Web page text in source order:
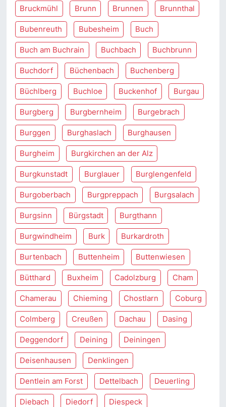
Bruckmühl Brunn Brunnen Brunnthal
Bubenreuth Bubesheim Buch
Buch am Buchrain Buchbach Buchbrunn
Buchdorf Büchenbach Buchenberg
Büchlberg Buchloe Buckenhof Burgau
Burgberg Burgbernheim Burgebrach
Burggen Burghaslach Burghausen
Burgheim Burgkirchen an der Alz
Burgkunstadt Burglauer Burglengenfeld
Burgoberbach Burgpreppach Burgsalach
Burgsinn Bürgstadt Burgthann
Burgwindheim Burk Burkardroth
Burtenbach Buttenheim Buttenwiesen
Bütthard Buxheim Cadolzburg Cham
Chamerau Chieming Chostlarn Coburg
Colmberg Creußen Dachau Dasing
Deggendorf Deining Deiningen
Deisenhausen Denklingen
Dentlein am Forst Dettelbach Deuerling
Diebach Diedorf Diespeck